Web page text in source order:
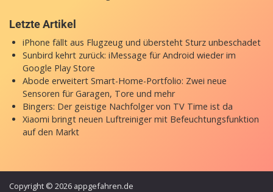
Letzte Artikel
iPhone fällt aus Flugzeug und übersteht Sturz unbeschadet
Sunbird kehrt zurück: iMessage für Android wieder im
Google Play Store
Abode erweitert Smart-Home-Portfolio: Zwei neue
Sensoren für Garagen, Tore und mehr
Bingers: Der geistige Nachfolger von TV Time ist da
Xiaomi bringt neuen Luftreiniger mit Befeuchtungsfunktion
auf den Markt
Copyright © 2026 appgefahren.de